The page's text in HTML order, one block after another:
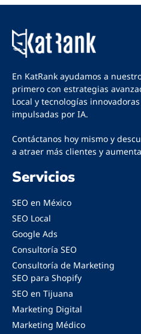
En KatRank ayudamos a
primero con estrategias
Local y tecnologías
impulsadas por IA.
Contáctanos hoy mismo y
a atraer más clientes y
Servicios
SEO en México
SEO Local
Google Ads
Consultoría SEO
Consultoría de Marketing
SEO para Shopify
SEO en Tijuana
Marketing Digital
Marketing Médico